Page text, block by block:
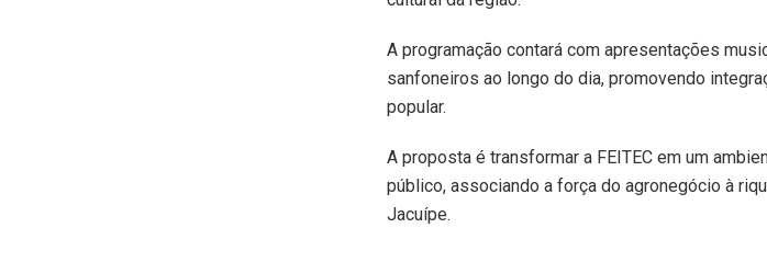
A programação contará com apresentações
sanfoneiros ao longo do dia, promovendo
popular.
A proposta é transformar a FEITEC em um
público, associando a força do agronegócio à
Jacuípe.